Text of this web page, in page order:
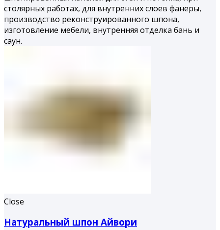
столярных работах, для внутренних слоев фанеры,
производство реконструированного шпона,
изготовление мебели, внутренняя отделка бань и
саун.
Close
Натуральный шпон Айвори